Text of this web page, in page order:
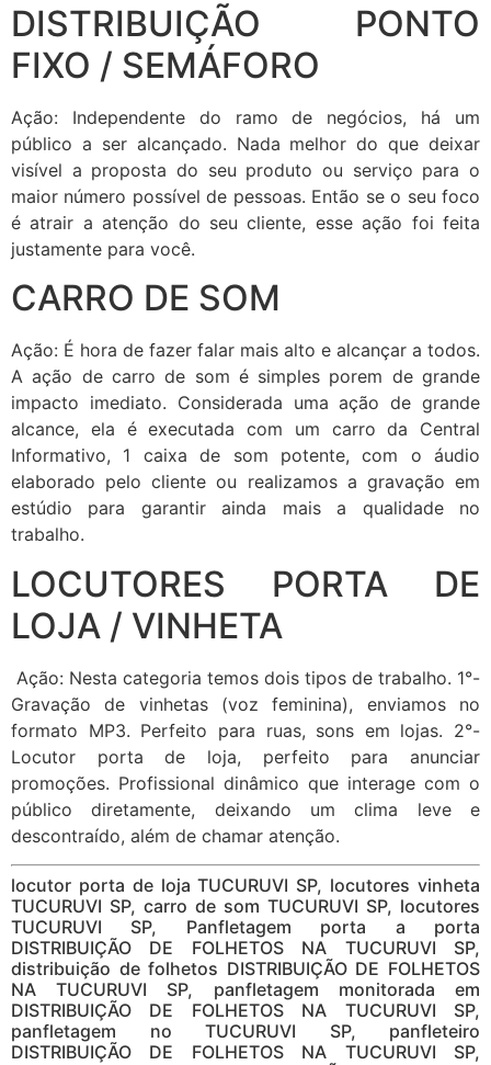
DISTRIBUIÇÃO PONTO
FIXO / SEMÁFORO
Ação: Independente do ramo de negócios, há um
público a ser alcançado. Nada melhor do que deixar
visível a proposta do seu produto ou serviço para o
maior número possível de pessoas. Então se o seu foco
é atrair a atenção do seu cliente, esse ação foi feita
justamente para você.
CARRO DE SOM
Ação: É hora de fazer falar mais alto e alcançar a todos.
A ação de carro de som é simples porem de grande
impacto imediato. Considerada uma ação de grande
alcance, ela é executada com um carro da Central
Informativo, 1 caixa de som potente, com o áudio
elaborado pelo cliente ou realizamos a gravação em
estúdio para garantir ainda mais a qualidade no
trabalho.
LOCUTORES PORTA DE
LOJA / VINHETA
Ação: Nesta categoria temos dois tipos de trabalho. 1°-
Gravação de vinhetas (voz feminina), enviamos no
formato MP3. Perfeito para ruas, sons em lojas. 2°-
Locutor porta de loja, perfeito para anunciar
promoções. Profissional dinâmico que interage com o
público diretamente, deixando um clima leve e
descontraído, além de chamar atenção.
locutor porta de loja TUCURUVI SP, locutores vinheta
TUCURUVI SP, carro de som TUCURUVI SP, locutores
TUCURUVI SP, Panfletagem porta a porta
DISTRIBUIÇÃO DE FOLHETOS NA TUCURUVI SP,
distribuição de folhetos DISTRIBUIÇÃO DE FOLHETOS
NA TUCURUVI SP, panfletagem monitorada em
DISTRIBUIÇÃO DE FOLHETOS NA TUCURUVI SP,
panfletagem no TUCURUVI SP, panfleteiro
DISTRIBUIÇÃO DE FOLHETOS NA TUCURUVI SP,